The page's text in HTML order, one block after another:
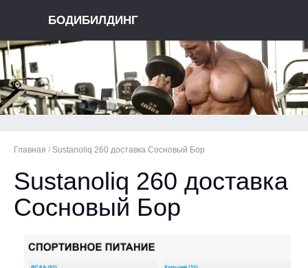
БОДИБИЛДИНГ
Главная / Sustanoliq 260 доставка Сосновый Бор
Sustanoliq 260 доставка
Сосновый Бор